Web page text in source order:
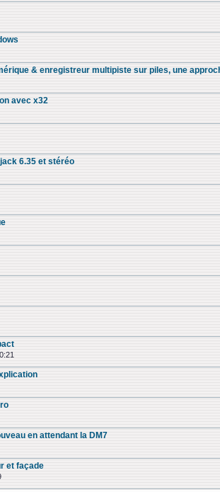
& enre­gis­treur multi­piste sur piles, une
avec x32
6.35 et stéréo
en attendant la DM7
et façade